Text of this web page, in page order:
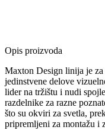
Opis proizvoda
Maxton Design linija je za
jedinstvene delove
lider na tržištu i nudi
razdelnike za razne
što su okviri za svetla,
pripremljeni za montažu i